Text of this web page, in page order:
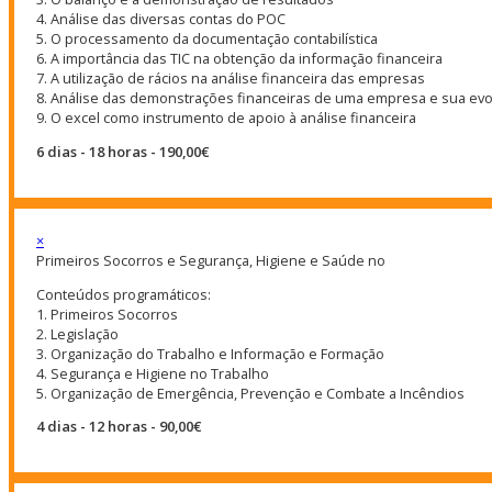
4. Análise das diversas contas do POC
5. O processamento da documentação contabilística
6. A importância das TIC na obtenção da informação financeira
7. A utilização de rácios na análise financeira das empresas
8. Análise das demonstrações financeiras de uma empresa e sua
9. O excel como instrumento de apoio à análise financeira
6 dias - 18 horas - 190,00€
×
Primeiros Socorros e Segurança, Higiene e Saúde no
Conteúdos programáticos:
1. Primeiros Socorros
2. Legislação
3. Organização do Trabalho e Informação e Formação
4. Segurança e Higiene no Trabalho
5. Organização de Emergência, Prevenção e Combate a Incêndios
4 dias - 12 horas - 90,00€